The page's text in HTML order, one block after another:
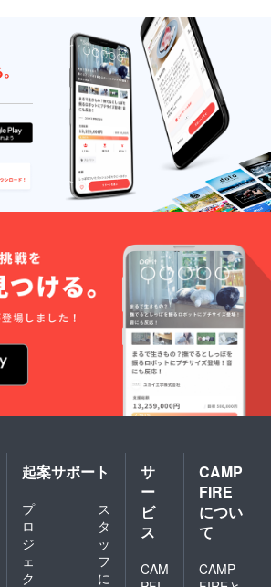
起案サポート
プ
ロ
ジ
ェ
ク
ス
タ
ッ
フ
に
サ
ー
ビ
ス
CAM
CAMP
FIRE
につい
て
CAMP